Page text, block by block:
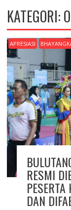
KATEGORI:
APRESIASI
RESMI
DAN